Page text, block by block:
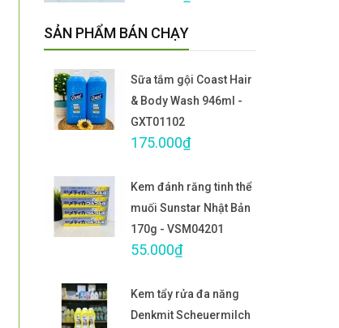
SẢN PHẨM BÁN CHẠY
Sữa tắm gội Coast Hair
& Body Wash 946ml -
GXT01102
175.000₫
Kem đánh răng tinh thể
muối Sunstar Nhật Bản
170g - VSM04201
55.000₫
Kem tẩy rửa đa năng
Denkmit Scheuermilch